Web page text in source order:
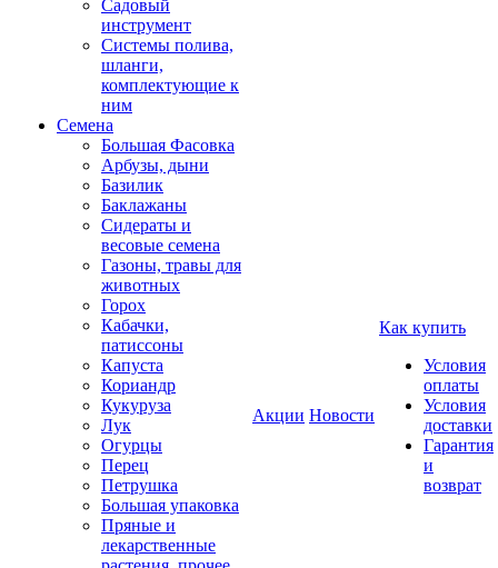
Садовый
инструмент
Системы полива,
шланги,
комплектующие к
ним
Семена
Большая Фасовка
Арбузы, дыни
Базилик
Баклажаны
Сидераты и
весовые семена
Газоны, травы для
животных
Горох
Кабачки,
патиссоны
Капуста
Кориандр
Кукуруза
Лук
Огурцы
Перец
Петрушка
Большая упаковка
Пряные и
лекарственные
Акции Новости
Как купить
Условия
оплаты
Условия
доставки
Гарантия
и
возврат